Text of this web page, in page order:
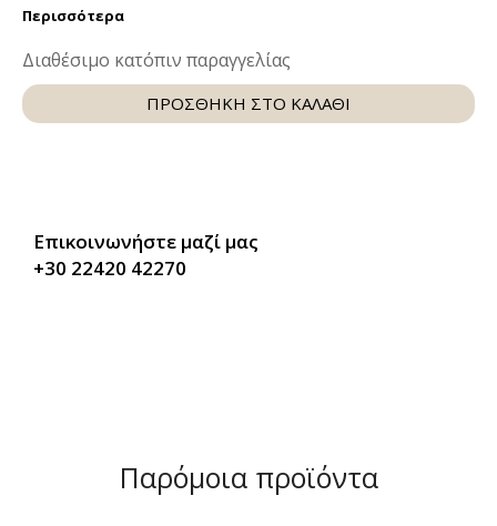
Περισσότερα
Διαθέσιμο κατόπιν παραγγελίας
ΠΡΟΣΘΗΚΗ ΣΤΟ ΚΑΛΑΘΙ
Επικοινωνήστε μαζί μας
+30 22420 42270
Παρόμοια προϊόντα